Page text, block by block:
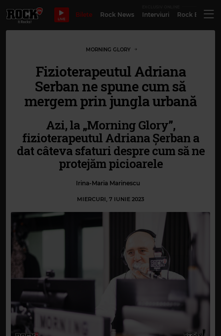
LIVE
Bilete Rock News Interviuri Rock
MORNING GLORY
Fizioterapeutul Adriana
Serban ne spune cum să
mergem prin jungla urbană
Azi, la „Morning Glory”,
fizioterapeutul Adriana Șerban a
dat câteva sfaturi despre cum să ne
protejăm picioarele
Irina-Maria Marinescu
MIERCURI, 7 IUNIE 2023